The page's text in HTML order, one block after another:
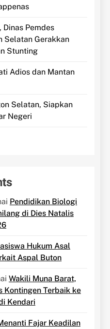
Dinas Pemdes
Selatan Gerakkan
Stunting
Adios dan Mantan
Selatan, Siapkan
Negeri
Pendidikan Biologi
di Dies Natalis
Hukum Asal
Aspal Buton
Wakili Muna Barat,
Kontingen Terbaik ke
Kendari
Fajar Keadilan